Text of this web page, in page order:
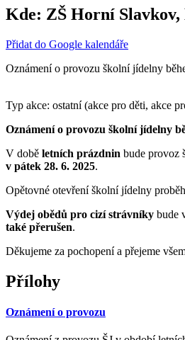
Kde: ZŠ Horní Slavkov,
Přidat do Google kalendáře
Oznámení o provozu školní jídelny
Typ akce: ostatní (akce pro děti, akce
Oznámení o provozu školní jídelny
V době letních prázdnin bude provoz
v pátek 28. 6. 2025.
Opětovné otevření školní jídelny
Výdej obědů pro cizí strávníky bude
také přerušen.
Děkujeme za pochopení a přejeme
Přílohy
Oznámení o provozu